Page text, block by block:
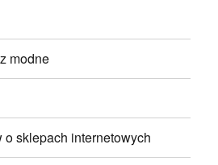
modne
sklepach internetowych